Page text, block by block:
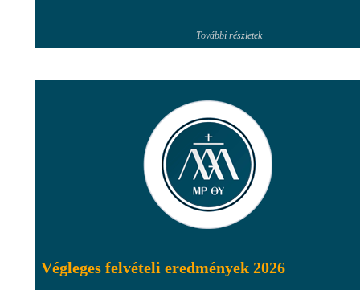
További részletek
Végleges felvételi eredmények 2026